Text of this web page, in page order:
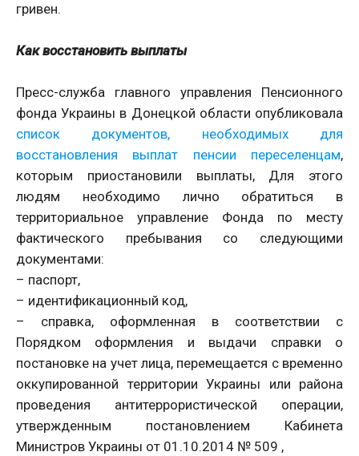
гривен.
Как восстановить выплаты
Пресс-служба главного управления Пенсионного
фонда Украины в Донецкой области опубликовала
список документов, необходимых для
восстановления выплат пенсии переселенцам,
которым приостановили выплаты, Для этого
людям необходимо лично обратиться в
территориальное управление Фонда по месту
фактического пребывания со следующими
документами:
– паспорт,
– идентификационный код,
– справка, оформленная в соответствии с
Порядком оформления и выдачи справки о
постановке на учет лица, перемещается с временно
оккупированной территории Украины или района
проведения антитеррористической операции,
утвержденным постановлением Кабинета
Министров Украины от 01.10.2014 № 509 ,